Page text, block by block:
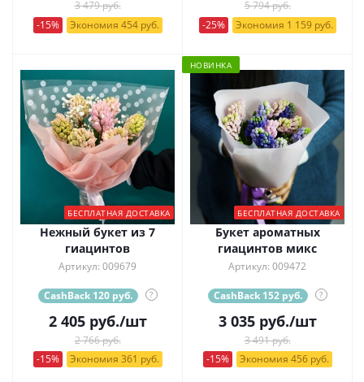
3 479 руб.
-15%
Экономия 454 руб.
5 794 руб.
-25%
Экономия 1 159 руб.
БЕСПЛАТНАЯ ДОСТАВКА
Нежный букет из 7
гиацинтов
Артикул: 009679
CashBack 120 руб. ?
2 405руб./шт
2 766 руб.
-15%
Экономия 361 руб.
НОВИНКА
БЕСПЛАТНАЯ ДОСТАВКА
Букет ароматных
гиацинтов микс
Артикул: 009472
CashBack 152 руб. ?
3 035руб./шт
3 491 руб.
-15%
Экономия 456 руб.